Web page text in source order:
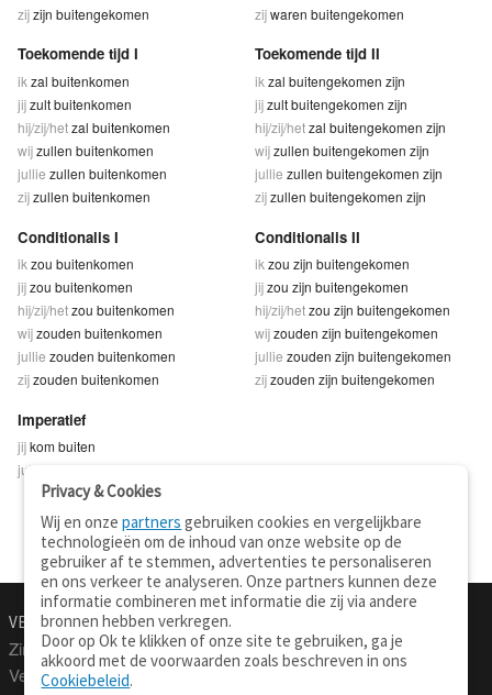
zijzijn buitengekomen
zijwaren buitengekomen
Toekomende tijd I
ik zal buitenkomen
jijzult buitenkomen
hij/zij/hetzal buitenkomen
wijzullen buitenkomen
jullie zullen buitenkomen
zijzullen buitenkomen
Toekomende tijd II
ik zal buitengekomen zijn
jijzult buitengekomen zijn
hij/zij/hetzal buitengekomen zijn
wijzullen buitengekomen zijn
jullie zullen buitengekomen zijn
zijzullen buitengekomen zijn
Conditionalis I
ik zou buitenkomen
jijzou buitenkomen
hij/zij/hetzou buitenkomen
wijzouden buitenkomen
jullie zouden buitenkomen
zijzouden buitenkomen
Conditionalis II
ik zou zijn buitengekomen
jijzou zijn buitengekomen
hij/zij/hetzou zijn buitengekomen
wijzouden zijn buitengekomen
jullie zouden zijn buitengekomen
zijzouden zijn buitengekomen
Imperatief
jijkom buiten
jullie
VERTALEN.NU
Zinnen vertalen
Verklarend woordenboek
Over deze site
Privacy & Cookies
Wij en onzepartners gebruiken cookies en vergelijkbare
technologieën om de inhoud van onze website op de
gebruiker af te stemmen, advertenties te personaliseren
en ons verkeer te analyseren. Onze partners kunnen deze
informatie combineren met informatie die zij via andere
bronnen hebben verkregen.
Door op Ok te klikken of onze site te gebruiken, ga je
akkoord met de voorwaarden zoals beschreven in ons
Cookiebeleid.